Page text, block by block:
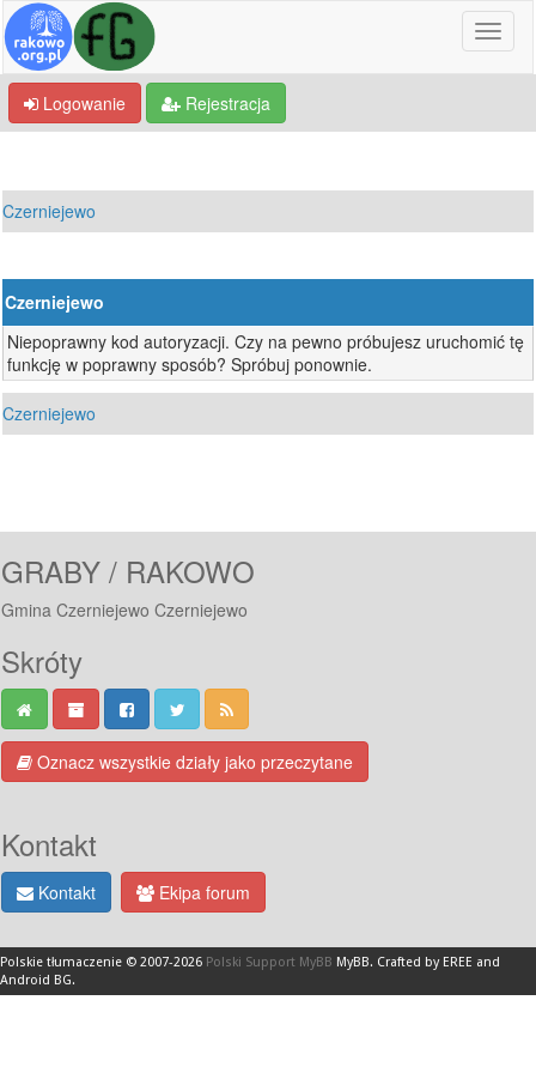
Logowanie Rejestracja
Czerniejewo
Czerniejewo
Niepoprawny kod autoryzacji. Czy na pewno próbujesz uruchomić tę
funkcję w poprawny sposób? Spróbuj ponownie.
Czerniejewo
GRABY / RAKOWO
Gmina Czerniejewo Czerniejewo
Skróty
Oznacz wszystkie działy jako przeczytane
Kontakt
Kontakt Ekipa forum
Polskie tłumaczenie © 2007-2026 Polski Support MyBB MyBB. Crafted by EREE and
Android BG.